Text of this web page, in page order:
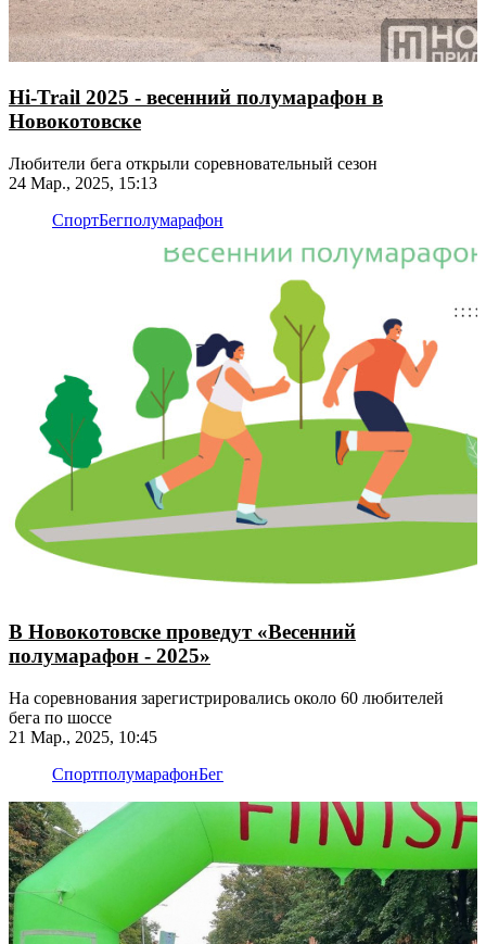
Hi-Trail 2025 - весенний полумарафон в
Новокотовске
Любители бега открыли соревновательный сезон
24 Мар., 2025, 15:13
СпортБегполумарафон
В Новокотовске проведут «Весенний
полумарафон - 2025»
На соревнования зарегистрировались около 60 любителей
бега по шоссе
21 Мар., 2025, 10:45
СпортполумарафонБег